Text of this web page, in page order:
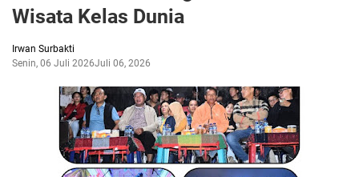
Wisata Kelas Dunia
Irwan Surbakti
Senin, 06 Juli 2026Juli 06, 2026